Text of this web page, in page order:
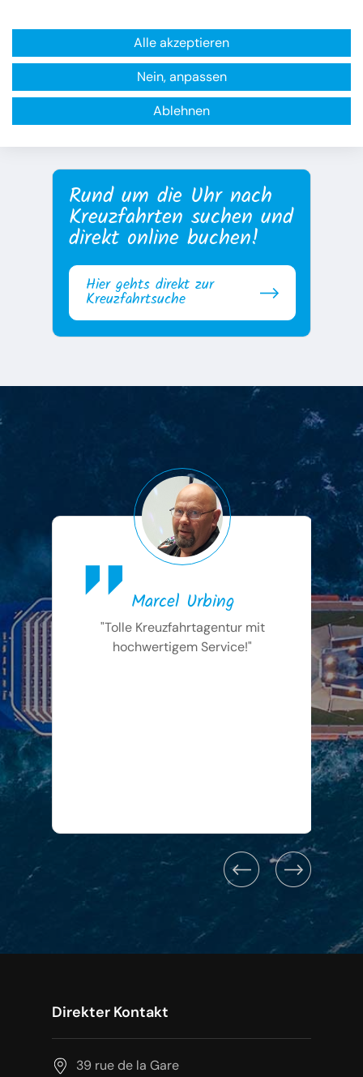
Rund um die Uhr nach
Kreuzfahrten suchen und
direkt online buchen!
Hier gehts direkt zur
Kreuzfahrtsuche
Marcel Urbing
"Tolle Kreuzfahrtagentur mit
hochwertigem Service!"
Direkter Kontakt
39 rue de la Gare
Alle akzeptieren
Nein, anpassen
Ablehnen